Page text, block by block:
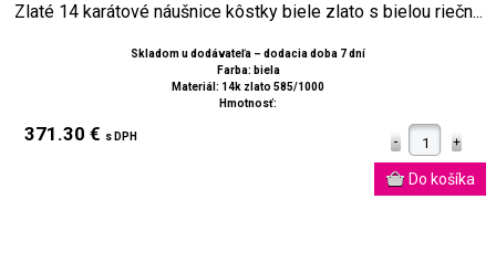
Zlaté 14 karátové náušnice kôstky biele zlato s bielou riečn...
Skladom u dodávateľa – dodacia doba 7 dní
Farba: biela
Materiál: 14k zlato 585/1000
Hmotnosť:
371.30 € s DPH